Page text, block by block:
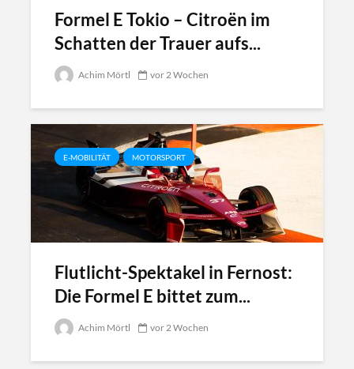
Formel E Tokio – Citroën im
Schatten der Trauer aufs...
Achim Mörtl vor 2 Wochen
E-MOBILITÄT MOTORSPORT
Flutlicht-Spektakel in Fernost:
Die Formel E bittet zum...
Achim Mörtl vor 2 Wochen